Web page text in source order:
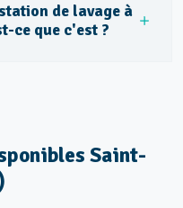
de lavage à
ce que c'est ?
Saint-